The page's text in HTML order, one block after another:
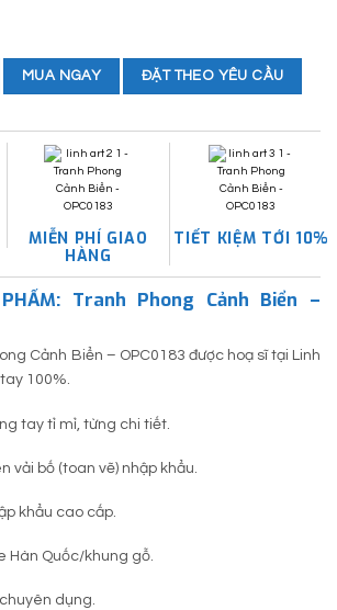
MUA NGAY ĐẶT THEO YÊU CẦU
MIỄN PHÍ GIAO
HÀNG
TIẾT KIỆM TỚI 10%
Tranh Phong Cảnh Biển –
Cảnh Biển – OPC0183 được hoạ sĩ tại Linh
100%.
tay tỉ mỉ, từng chi tiết.
vải bố (toan vẽ) nhập khẩu.
khẩu cao cấp.
Hàn Quốc/khung gỗ.
dụng.